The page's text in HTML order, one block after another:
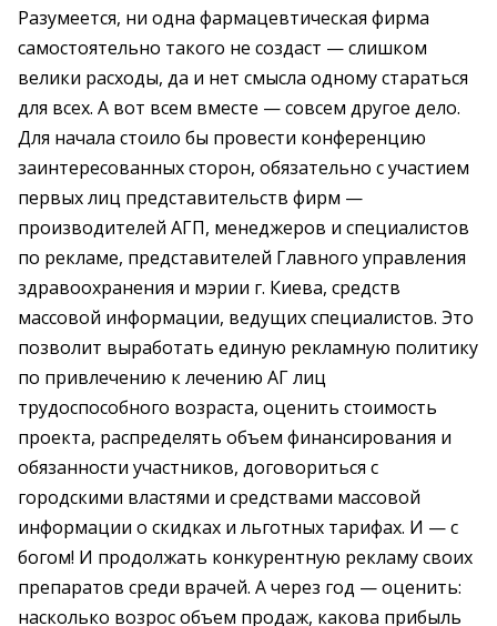
Разумеется, ни одна фармацевтическая фирма
самостоятельно такого не создаст — слишком
велики расходы, да и нет смысла одному стараться
для всех. А вот всем вместе — совсем другое дело.
Для начала стоило бы провести конференцию
заинтересованных сторон, обязательно с участием
первых лиц представительств фирм —
производителей АГП, менеджеров и специалистов
по рекламе, представителей Главного управления
здравоохранения и мэрии г. Киева, средств
массовой информации, ведущих специалистов. Это
позволит выработать единую рекламную политику
по привлечению к лечению АГ лиц
трудоспособного возраста, оценить стоимость
проекта, распределять объем финансирования и
обязанности участников, договориться с
городскими властями и средствами массовой
информации о скидках и льготных тарифах. И — с
богом! И продолжать конкурентную рекламу своих
препаратов среди врачей. А через год — оценить:
насколько возрос объем продаж, какова прибыль